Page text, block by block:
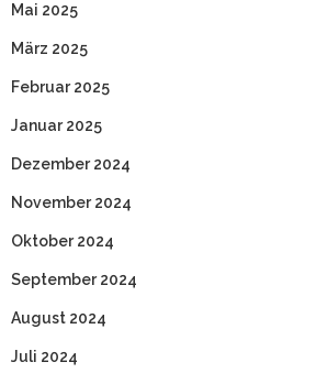
Mai 2025
März 2025
Februar 2025
Januar 2025
Dezember 2024
November 2024
Oktober 2024
September 2024
August 2024
Juli 2024